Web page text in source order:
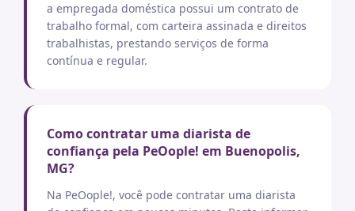
a empregada doméstica possui um contrato de
trabalho formal, com carteira assinada e direitos
trabalhistas, prestando serviços de forma
contínua e regular.
Como contratar uma diarista de
confiança pela PeOople! em Buenopolis,
MG?
Na PeOople!, você pode contratar uma diarista